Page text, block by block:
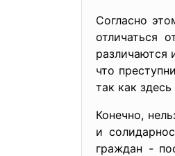
Согласно
отличаться
различаются
что
так как
Конечно,
и
граждан -